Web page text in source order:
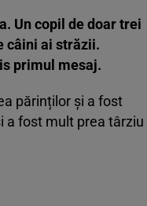
Un copil de doar trei
câini ai străzii.
primul mesaj.
părinților și a fost
a fost mult prea târziu